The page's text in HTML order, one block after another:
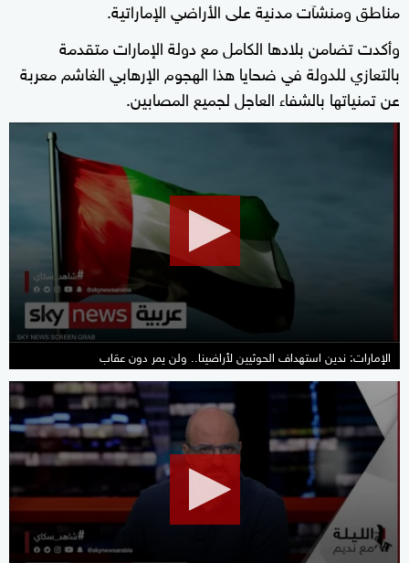
مناطق ومنشآت مدنية على الأراضي الإماراتية.
وأكدت تضامن بلادها الكامل مع دولة الإمارات متقدمة
بالتعازي للدولة في ضحايا هذا الهجوم الإرهابي الغاشم معربة
عن تمنياتها بالشفاء العاجل لجميع المصابين.
seconds
minute,
seconds
الإمارات: ندين استهداف الحوثيين لأراضينا.. ولن يمر دون عقاب
0
seconds
of
17
seconds